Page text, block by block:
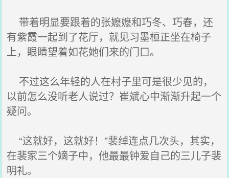
带着明显要跟着的张嬷嬷和巧冬、巧春，还
有紫霞一起到了花厅，就见习墨桓正坐在椅子
上，眼睛望着如花她们来的门口。
不过这么年轻的人在村子里可是很少见的，
以前怎么没听老人说过？崔斌心中渐渐升起一个
疑问。
“这就好，这就好！”裴绰连点几次头，其实，
在裴家三个嫡子中，他最最钟爱自己的三儿子裴
明礼。